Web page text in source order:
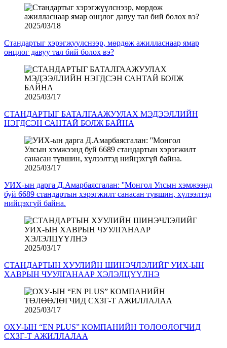
2025/03/18
Стандартыг хэрэгжүүлснээр, мөрдөж ажилласнаар ямар
онцлог давуу тал бий болох вэ?
2025/03/17
СТАНДАРТЫГ БАТАЛГААЖУУЛАХ МЭДЭЭЛЛИЙН
НЭГДСЭН САНТАЙ БОЛЖ БАЙНА
2025/03/17
УИХ-ын дарга Д.Амарбаясгалан: ''Монгол Улсын хэмжээнд
буй 6689 стандартын хэрэгжилт санасан түвшин, хүлээлтэд
нийцэхгүй байна.
2025/03/17
СТАНДАРТЫН ХУУЛИЙН ШИНЭЧЛЭЛИЙГ УИХ-ЫН
ХАВРЫН ЧУУЛГАНААР ХЭЛЭЛЦҮҮЛНЭ
2025/03/17
ОХУ-ЫН “EN PLUS” КОМПАНИЙН ТӨЛӨӨЛӨГЧИД
СХЗГ-Т АЖИЛЛАЛАА